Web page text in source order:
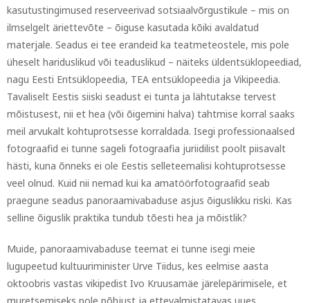
kasutustingimused reserveerivad sotsiaalvõrgustikule – mis on
ilmselgelt äriettevõte – õiguse kasutada kõiki avaldatud
materjale. Seadus ei tee erandeid ka teatmeteostele, mis pole
üheselt hariduslikud või teaduslikud – näiteks üldentsüklopeediad,
nagu Eesti Entsüklopeedia, TEA entsüklopeedia ja Vikipeedia.
Tavaliselt Eestis siiski seadust ei tunta ja lähtutakse tervest
mõistusest, nii et hea (või õigemini halva) tahtmise korral saaks
meil arvukalt kohtuprotsesse korraldada. Isegi professionaalsed
fotograafid ei tunne sageli fotograafia juriidilist poolt piisavalt
hästi, kuna õnneks ei ole Eestis selleteemalisi kohtuprotsesse
veel olnud. Kuid nii nemad kui ka amatöörfotograafid seab
praegune seadus panoraamivabaduse asjus õiguslikku riski. Kas
selline õiguslik praktika tundub tõesti hea ja mõistlik?
Muide, panoraamivabaduse teemat ei tunne isegi meie
lugupeetud kultuuriminister Urve Tiidus, kes eelmise aasta
oktoobris vastas vikipedist Ivo Kruusamäe järelepärimisele, et